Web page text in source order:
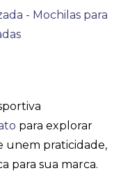
para explorar
unem praticidade,
para sua marca.